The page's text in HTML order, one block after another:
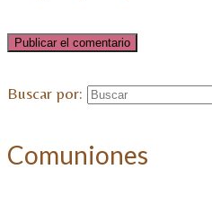
Buscar por:
Comuniones